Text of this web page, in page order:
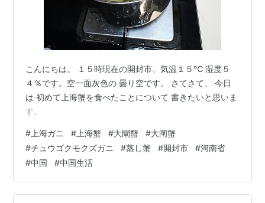
こんにちは。 １５時現在の開封市、気温１５℃ 湿度５
４％です。空一面灰色の 曇り空です。 さてさて、 今日
は 初めて上海蟹を食べたことについて 書きたいと思いま
す。
# 上海ガニ # 上海蟹 #大閘蟹 #大闸蟹
#チュウゴクモクズガニ #蒸し蟹 #開封市 #河南省
#中国 #中国生活